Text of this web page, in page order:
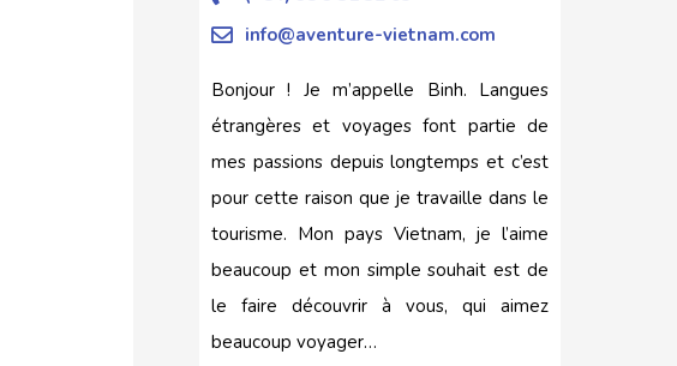
info@aventure-vietnam.com
Bonjour ! Je m’appelle Binh. Langues
étrangères et voyages font partie de
mes passions depuis longtemps et c’est
pour cette raison que je travaille dans le
tourisme. Mon pays Vietnam, je l’aime
beaucoup et mon simple souhait est de
le faire découvrir à vous, qui aimez
beaucoup voyager…